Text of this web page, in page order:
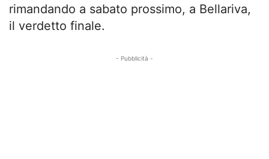
rimandando a sabato prossimo, a Bellariva,
il verdetto finale.
- Pubblicità -